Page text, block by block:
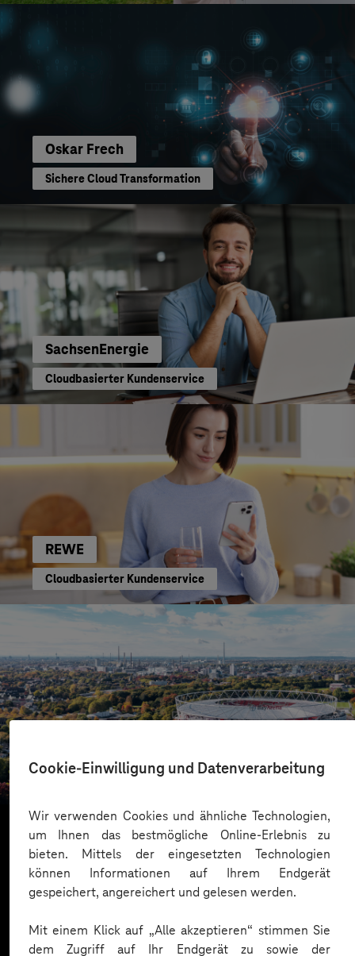
Cookie-Einwilligung und Datenverarbeitung
Wir verwenden Cookies und ähnliche Technologien,
um Ihnen das bestmögliche Online-Erlebnis zu
bieten. Mittels der eingesetzten Technologien
können Informationen auf Ihrem Endgerät
gespeichert, angereichert und gelesen werden.
Mit einem Klick auf „Alle akzeptieren“ stimmen Sie
dem Zugriff auf Ihr Endgerät zu sowie der
Oskar Frech
Sichere Cloud Transformation
SachsenEnergie
Cloudbasierter Kundenservice
REWE
Cloudbasierter Kundenservice
Mit Dataverse zum Daten-Champion
Mehr laden